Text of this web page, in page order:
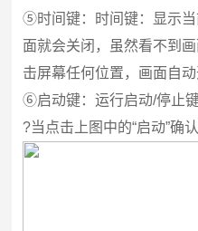
⑤时间键：时间键：显示
面就会关闭，虽然看不到
击屏幕任何位置，画面自动
⑥启动键：运行启动/停止键
?当点击上图中的“启动”确